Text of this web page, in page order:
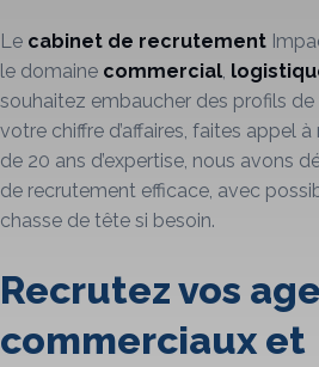
Le cabinet de recrutement
le domaine commercial,
souhaitez embaucher des profils
votre chiffre d’affaires, faites appel
de 20 ans d’expertise, nous avons
de recrutement efficace, avec
chasse de tête si besoin.
Recrutez vos
commerciaux et